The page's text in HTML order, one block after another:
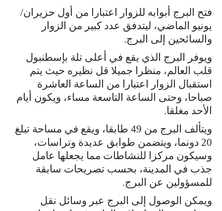
فتح البرج أبوابه للزوار اعتبارا من أول حزيران/
يونيو الماضي، ليتدفق عدد كبير من الزوار
والسائحين إلى البرج.
ويوفر البرج الذي يقع في أعلى تلة بإسطنبول
قلب العالم، منظرا جميلا قل نظيره حيث يتم
استقبال الزوار اعتبارا من الساعة العاشرة
صباحا، وحتى الساعة التاسعة مساء، ويكون أيام
الأحد مغلقا.
ويتألف البرج من 49 طابقا، ويقع في مساحة تبلغ
20 دونما، ويتضمن طوابق عديدة وتراسات،
وسيكون مركزا للنشاطات مما يجعلها عامل
جذب في المدينة، بحسب تصريحات سابقة
للمسؤولين عن البرج.
ويمكن الوصول إلى البرج عبر وسائل نقل